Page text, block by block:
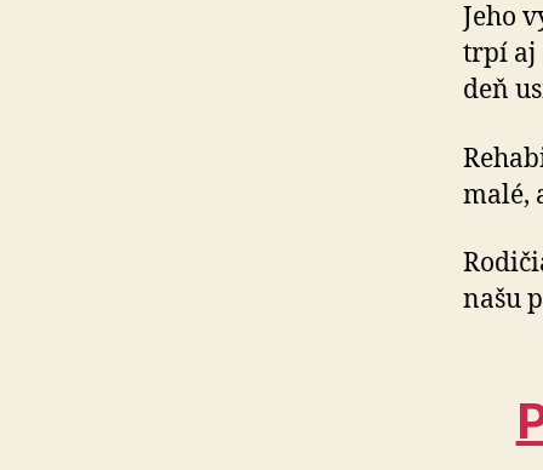
Jeho
trpí aj
deň
malé,
našu